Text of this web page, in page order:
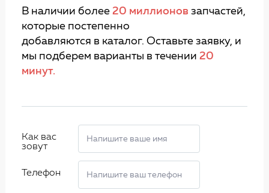
В наличии более 20 миллионов запчастей,
которые постепенно
добавляются в каталог. Оставьте заявку, и
мы подберем варианты в течении 20
минут.
Как вас
зовут
Телефон